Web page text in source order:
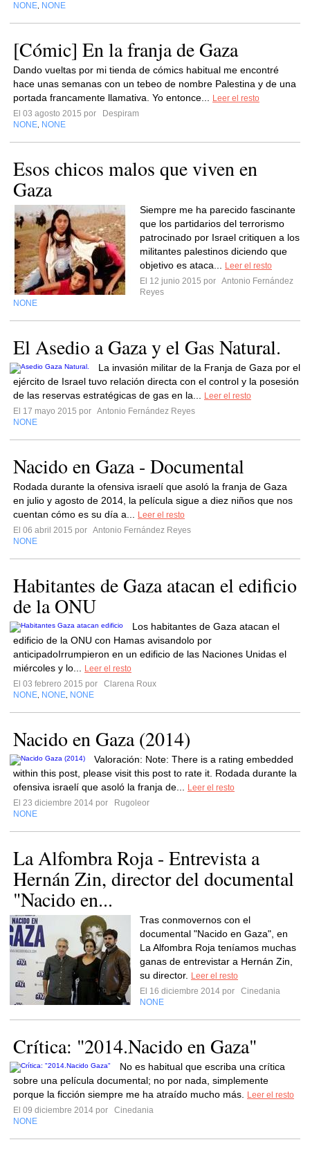
NONE NONE
[Cómic] En la franja de Gaza
Dando vueltas por mi tienda de cómics habitual me encontré
hace unas semanas con un tebeo de nombre Palestina y de una
portada francamente llamativa. Yo entonce...
Leer el resto
El 03 agosto 2015 por
Despiram
NONE NONE
Esos chicos malos que viven en
Gaza
Siempre me ha parecido fascinante
que los partidarios del terrorismo
patrocinado por Israel critiquen a los
militantes palestinos diciendo que
objetivo es ataca...
Leer el resto
El 12 junio 2015 por Antonio Fernández
Reyes
NONE
El Asedio a Gaza y el Gas Natural.
La invasión militar de la Franja de Gaza por el
ejército de Israel tuvo relación directa con el control y la posesión
de las reservas estratégicas de gas en la...
Leer el resto
El 17 mayo 2015 por Antonio Fernández Reyes
NONE
Nacido en Gaza - Documental
Rodada durante la ofensiva israelí que asoló la franja de Gaza
en julio y agosto de 2014, la película sigue a diez niños que nos
cuentan cómo es su día a...
Leer el resto
El 06 abril 2015 por Antonio Fernández Reyes
NONE
Habitantes de Gaza atacan el edificio
de la ONU
Los habitantes de Gaza atacan el
edificio de la ONU con Hamas avisandolo por
anticipadoIrrumpieron en un edificio de las Naciones Unidas el
miércoles y lo...
Leer el resto
El 03 febrero 2015 por
Clarena Roux
NONE NONE NONE
Nacido en Gaza (2014)
Valoración: Note: There is a rating embedded
within this post, please visit this post to rate it. Rodada durante la
ofensiva israelí que asoló la franja de...
Leer el resto
El 23 diciembre 2014 por
Rugoleor
NONE
La Alfombra Roja - Entrevista a
Hernán Zin, director del documental
"Nacido en...
Tras conmovernos con el
documental "Nacido en Gaza", en
La Alfombra Roja teníamos muchas
ganas de entrevistar a Hernán Zin,
su director.
Leer el resto
El 16 diciembre 2014 por
Cinedania
NONE
Crítica: "2014.Nacido en Gaza"
No es habitual que escriba una crítica
sobre una película documental; no por nada, simplemente
porque la ficción siempre me ha atraído mucho más.
Leer el resto
El 09 diciembre 2014 por
Cinedania
NONE